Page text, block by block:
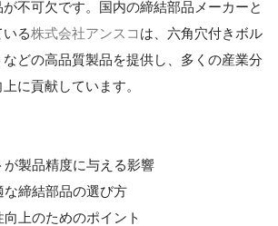
不可欠です。国内の締結部品メーカーと
いる株式会社アンスコ は、六角穴付きボル
などの高品質製品を提供し、多くの産業分
に貢献しています。
が製品精度に与える影響
な締結部品の選び方
上のためのポイント